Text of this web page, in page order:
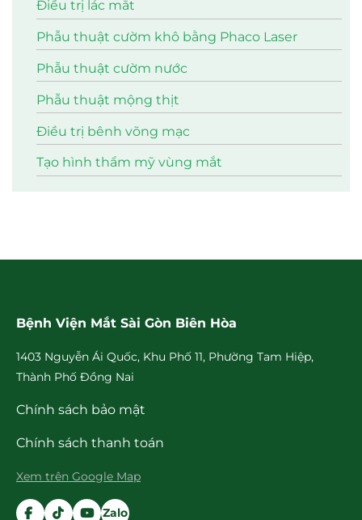
Điều trị lác mắt
Phẫu thuật cườm khô bằng Phaco Laser
Phẫu thuật cườm nước
Phẫu thuật mộng thịt
Điều trị bênh võng mạc
Tạo hình thẩm mỹ vùng mắt
Bệnh Viện Mắt Sài Gòn Biên Hòa
1403 Nguyễn Ái Quốc, Khu Phố 11, Phường Tam Hiệp,
Thành Phố Đồng Nai
Chính sách bảo mật
Chính sách thanh toán
Xem trên Google Map
Zalo